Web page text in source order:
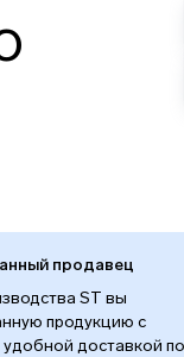
продавец
ST вы
продукцию с
доставкой по